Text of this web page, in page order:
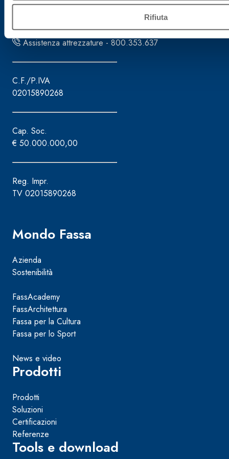
Rifiuta
Tel. +39.0422.7222
Gestione ordini - 800.333.435
Assistenza attrezzature - 800.353.637
C.F./P.IVA
02015890268
Cap. Soc.
€ 50.000.000,00
Reg. Impr.
TV 02015890268
Mondo Fassa
Azienda
Sostenibilità
FassAcademy
FassArchitettura
Fassa per la Cultura
Fassa per lo Sport
News e video
Prodotti
Prodotti
Soluzioni
Certificazioni
Referenze
Tools e download